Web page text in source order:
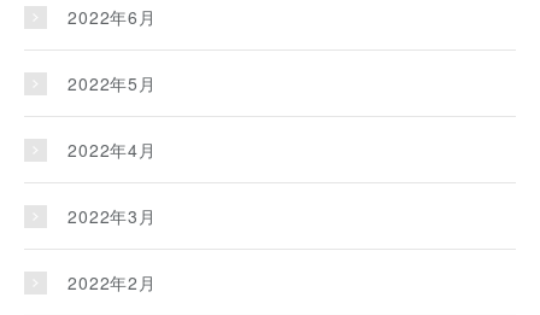
2022年6月
2022年5月
2022年4月
2022年3月
2022年2月